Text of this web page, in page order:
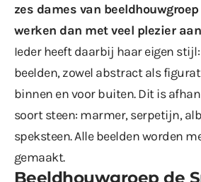
zes dames van beeldhouwgroep
werken dan met veel plezier
Ieder heeft daarbij haar eigen
beelden, zowel abstract als
binnen en voor buiten. Dit is
soort steen: marmer, serpetijn,
speksteen. Alle beelden worden
gemaakt.
Beeldhouwgroep de